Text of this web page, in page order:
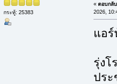
กระทู้: 25383
« ตอบกลั
2026,
แอ
รุ่งโ
ประ